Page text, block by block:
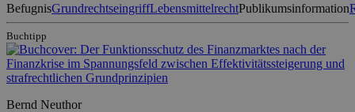
BefugnisGrundrechtseingriffLebensmittelrechtPublikumsinformation
Buchtipp
Bernd Neuthor